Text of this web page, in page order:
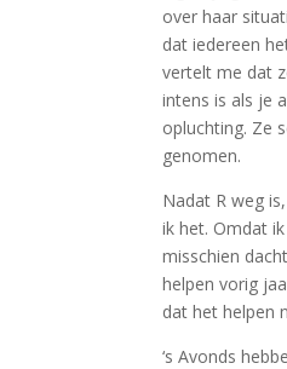
over haar
dat iedereen
vertelt me dat
intens is als je
opluchting. Ze
genomen.
Nadat R weg
ik het. Omdat
misschien
helpen vorig
dat het helpen
‘s Avonds